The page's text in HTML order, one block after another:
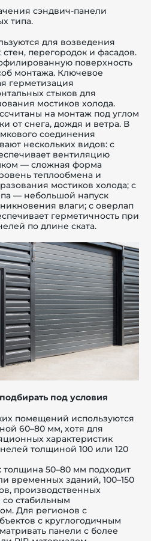
сэндвич-панели
типа.
для возведения
перегородок и фасадов.
поверхность
монтажа. Ключевое
герметизация
стыков для
мостиков холода.
на монтаж под углом
от снега, дождя и ветра. В
соединения
нескольких видов: с
вентиляцию
— сложная форма
теплообмена и
мостиков холода; с
— небольшой напуск
влаги; с оверлап
герметичность при
по длине ската.
под условия
помещений используются
60–80 мм, хотя для
характеристик
толщиной 100 или 120
толщина 50–80 мм подходит
временных зданий, 100–150
производственных
стабильным
Для регионов с
с круглогодичным
панели с более